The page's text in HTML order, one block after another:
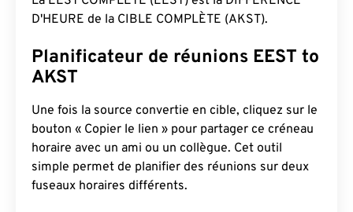
D'HEURE de la CIBLE COMPLÈTE (AKST).
Planificateur de réunions EEST to
AKST
Une fois la source convertie en cible, cliquez sur le
bouton « Copier le lien » pour partager ce créneau
horaire avec un ami ou un collègue. Cet outil
simple permet de planifier des réunions sur deux
fuseaux horaires différents.